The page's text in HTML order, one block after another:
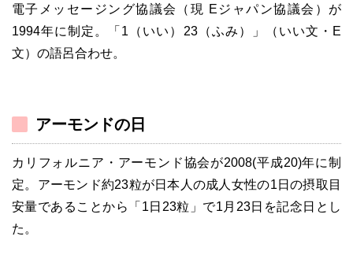
電子メッセージング協議会（現 Eジャパン協議会）が
1994年に制定。「1（いい）23（ふみ）」（いい文・E
文）の語呂合わせ。
アーモンドの日
カリフォルニア・アーモンド協会が2008(平成20)年に制
定。アーモンド約23粒が日本人の成人女性の1日の摂取目
安量であることから「1日23粒」で1月23日を記念日とし
た。